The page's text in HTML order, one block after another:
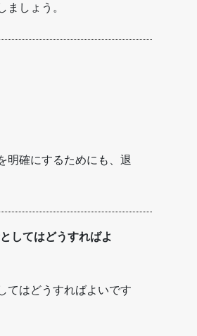
しょう。
明確にするためにも、退
してはどうすればよ
てはどうすればよいです